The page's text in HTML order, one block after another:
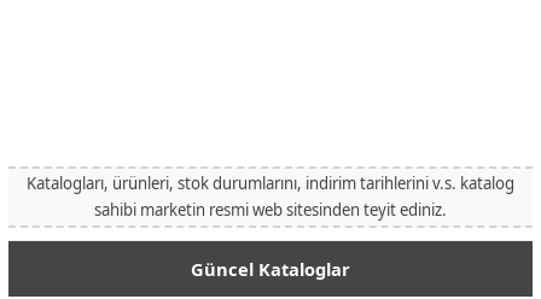
Katalogları, ürünleri, stok durumlarını, indirim tarihlerini v.s. katalog
sahibi marketin resmi web sitesinden teyit ediniz.
Güncel Kataloglar